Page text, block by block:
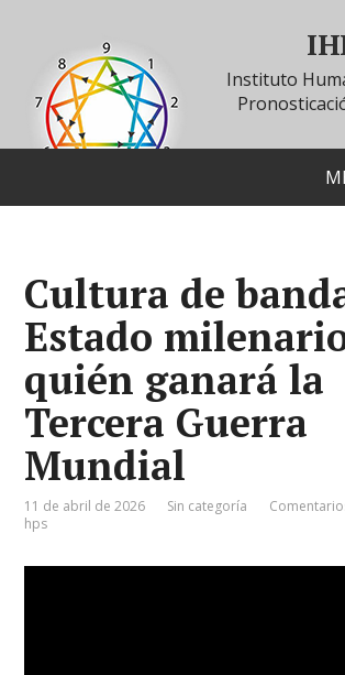
Instituto
Cultura de
Estado
quién ganará la
Tercera Guerra
Mundial
11 de abril de 2026 Sin categoría
hps